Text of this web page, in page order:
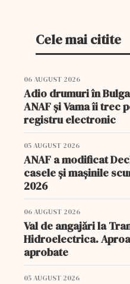
Cele mai citite
06 AUGUST 2026
Adio drumuri în
ANAF și Vama îi trec
registru electronic
05 AUGUST 2026
ANAF a modificat
casele și mașinile
2026
06 AUGUST 2026
Val de angajări la
Hidroelectrica.
aprobate
05 AUGUST 2026